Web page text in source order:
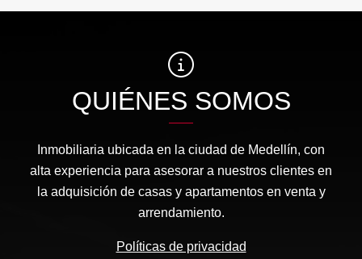
QUIÉNES SOMOS
Inmobiliaria ubicada en la ciudad de Medellín, con
alta experiencia para asesorar a nuestros clientes en
la adquisición de casas y apartamentos en venta y
arrendamiento.
Políticas de privacidad